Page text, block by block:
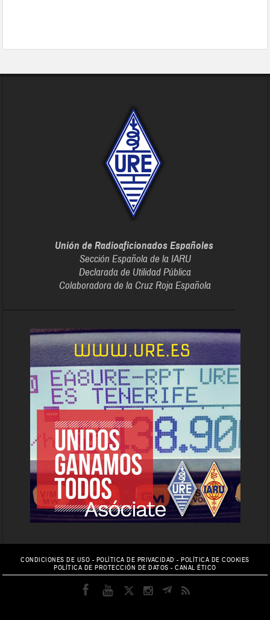
Unión de Radioaficionados Españoles
Sección Española de la IARU
Declarada de Utilidad Pública
Colaboradora de la Cruz Roja Española
CONDICIONES DE USO - POLÍTICA DE PRIVACIDAD -POLÍTICA DE COOKIES
POLÍTICA DE PROTECCIÓN DE DATOS -CANAL ÉTICO